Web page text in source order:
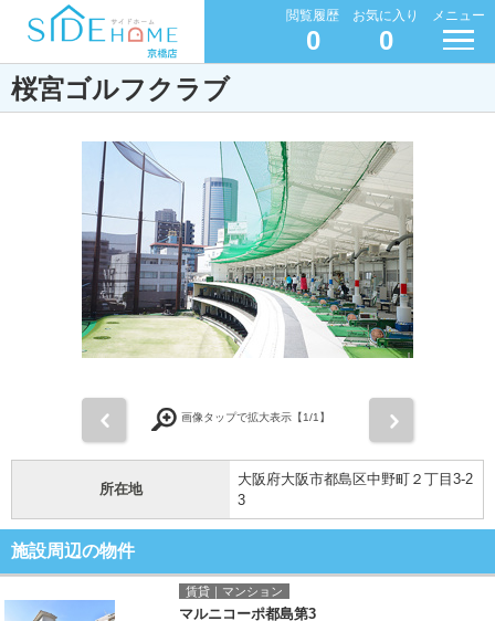
閲覧履歴
0
お気に入り
0
メニュー
桜宮ゴルフクラブ
画像タップで拡大表示【1/1】
所在地
大阪府大阪市都島区中野町２丁目3-2
3
施設周辺の物件
賃貸｜マンション
マルニコーポ都島第3